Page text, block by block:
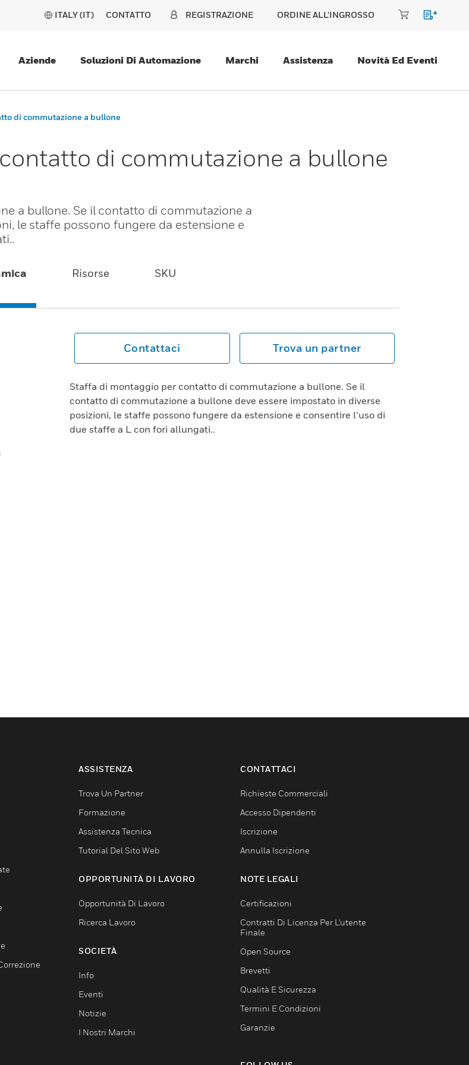
ITALY (IT) CONTATTO REGISTRAZIONE ORDINE ALL'INGROSSO
Aziende Soluzioni Di Automazione Marchi Assistenza Novità Ed Eventi
di commutazione a bullone
di commutazione a bullone
a bullone. Se il contatto di commutazione a
le staffe possono fungere da estensione e
Risorse SKU
Contattaci Trova un partner
Staffa di montaggio per contatto di commutazione a bullone. Se il
contatto di commutazione a bullone deve essere impostato in diverse
posizioni, le staffe possono fungere da estensione e consentire l’uso di
due staffe a L con fori allungati..
ASSISTENZA
Trova Un Partner
Formazione
Assistenza Tecnica
Tutorial Del Sito Web
OPPORTUNITÀ DI LAVORO
Opportunità Di Lavoro
Ricerca Lavoro
SOCIETÀ
Info
Eventi
Notizie
I Nostri Marchi
CONTATTACI
Richieste Commerciali
Accesso Dipendenti
Iscrizione
Annulla Iscrizione
NOTE LEGALI
Certificazioni
Contratti Di Licenza Per L'utente
Finale
Open Source
Brevetti
Qualità E Sicurezza
Termini E Condizioni
Garanzie